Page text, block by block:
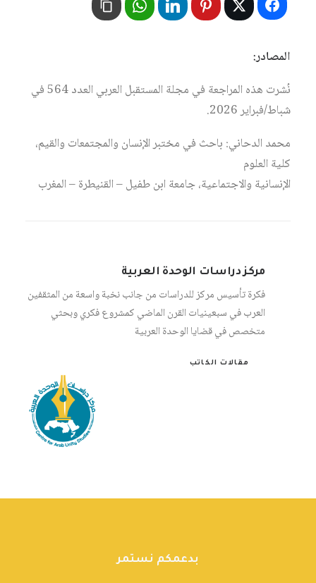
المصادر:
نُشرت هذه المراجعة في مجلة المستقبل العربي العدد 564 في
شباط/فبراير 2026.
محمد الدحاني: باحث في مختبر الإنسان والمجتمعات والقيم،
كلية العلوم
الإنسانية والاجتماعية، جامعة ابن طفيل – القنيطرة – المغرب
مركز دراسات الوحدة العربية
فكرة تأسيس مركز للدراسات من جانب نخبة واسعة من المثقفين
العرب في سبعينيات القرن الماضي كمشروع فكري وبحثي
متخصص في قضايا الوحدة العربية
مقالات الكاتب
بدعمكم نستمر